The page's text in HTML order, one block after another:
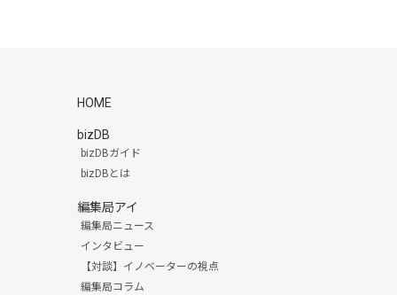
HOME
bizDB
bizDBガイド
bizDBとは
編集局アイ
編集局ニュース
インタビュー
【対談】イノベーターの視点
編集局コラム